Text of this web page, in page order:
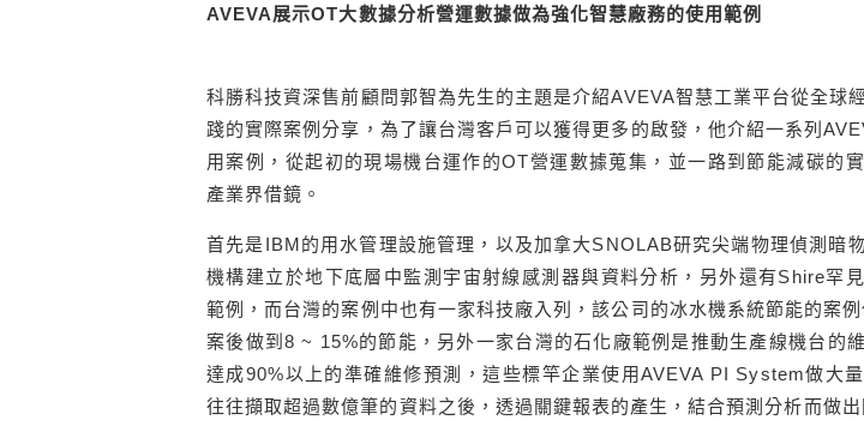
AVEVA展示OT大數據分析營運數據做為強化智慧廠務的使用範例
科勝科技資深售前顧問郭智為先生的主題是介紹AVEVA智慧工業平台從全球
踐的實際案例分享，為了讓台灣客戶可以獲得更多的啟發，他介紹一系列
用案例，從起初的現場機台運作的OT營運數據蒐集，並一路到節能減碳的
產業界借鏡。
首先是IBM的用水管理設施管理，以及加拿大SNOLAB研究尖端物理偵測暗
機構建立於地下底層中監測宇宙射線感測器與資料分析，另外還有Shire罕
範例，而台灣的案例中也有一家科技廠入列，該公司的冰水機系統節能的案
案後做到8 ~ 15%的節能，另外一家台灣的石化廠範例是推動生產線機台的
達成90%以上的準確維修預測，這些標竿企業使用AVEVA PI System做大
往往擷取超過數億筆的資料之後，透過關鍵報表的產生，結合預測分析而做出